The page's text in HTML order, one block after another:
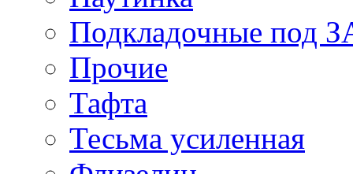
Подкладочные под
Прочие
Тафта
Тесьма усиленная